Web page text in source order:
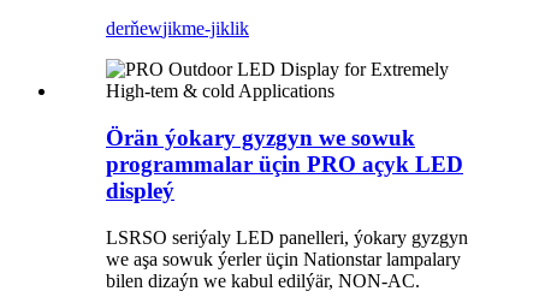
derňewjikme-jiklik
Örän ýokary gyzgyn we sowuk
programmalar üçin PRO açyk LED
displeý
LSRSO seriýaly LED panelleri, ýokary gyzgyn
we aşa sowuk ýerler üçin Nationstar lampalary
bilen dizaýn we kabul edilýär, NON-AC.